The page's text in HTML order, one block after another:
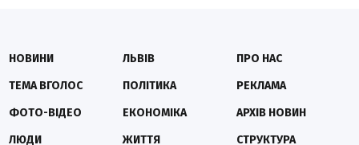
НОВИНИ
ТЕМА ВГОЛОС
ФОТО-ВІДЕО
ЛЮДИ
ЛЬВІВ
ПОЛІТИКА
ЕКОНОМІКА
ЖИТТЯ
ПРО НАС
РЕКЛАМА
АРХІВ НОВИН
СТРУКТУРА